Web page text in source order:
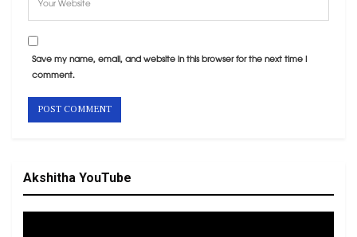
Save my name, email, and website in this browser for the next time I
comment.
Akshitha YouTube